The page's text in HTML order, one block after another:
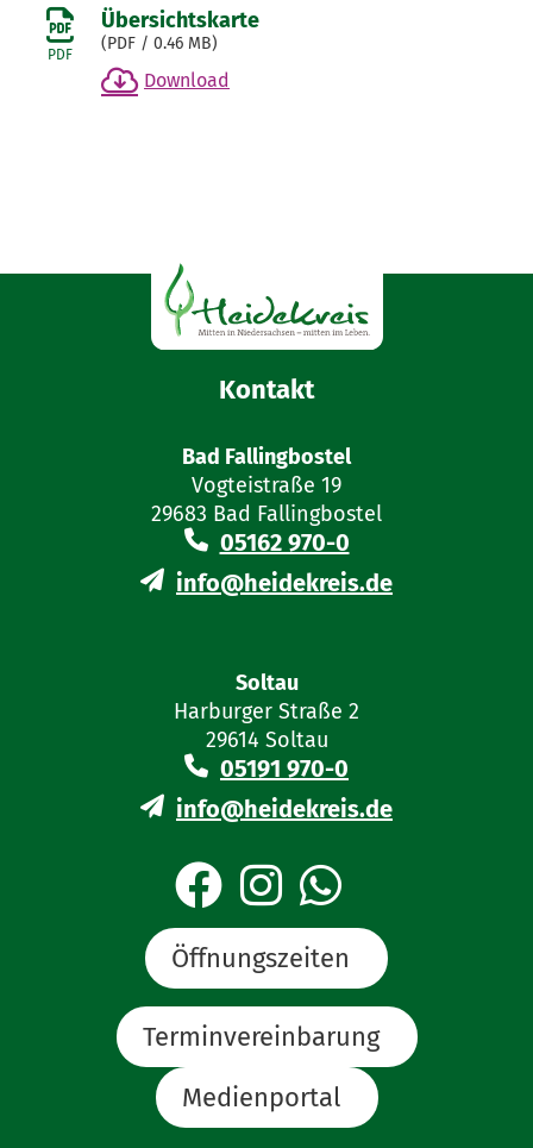
PDF
Übersichtskarte
(PDF / 0.46 MB)
Download
Kontakt
Bad Fallingbostel
Vogteistraße 19
29683 Bad Fallingbostel
05162 970-0
info@heidekreis.de
Soltau
Harburger Straße 2
29614 Soltau
05191 970-0
info@heidekreis.de
Öffnungszeiten
Terminvereinbarung
Medienportal